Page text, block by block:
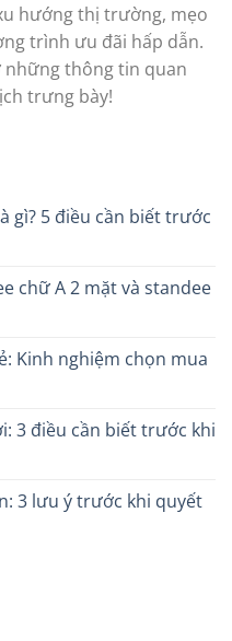
hướng thị trường, mẹo
trình ưu đãi hấp dẫn.
những thông tin quan
trưng bày!
gì? 5 điều cần biết trước
chữ A 2 mặt và standee
Kinh nghiệm chọn mua
3 điều cần biết trước khi
3 lưu ý trước khi quyết